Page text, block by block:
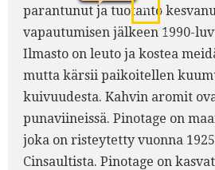
2.
4.
6.
parantunut ja tuotanto
vapautumisen jälkeen 1990-
Ilmasto on leuto ja kostea
mutta kärsii paikoitellen
kuivuudesta. Kahvin aromit
punaviineissä. Pinotage on
joka on risteytetty vuonna
Cinsaultista. Pinotage on